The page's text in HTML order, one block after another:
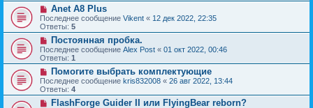
Anet A8 Plus
Последнее сообщение Vikent « 12 дек 2022, 22:35
Ответы: 5
Постоянная пробка.
Последнее сообщение Alex Post « 01 окт 2022, 00:46
Ответы: 1
Помогите выбрать комплектующие
Последнее сообщение kris832008 « 26 авг 2022, 13:44
Ответы: 4
FlashForge Guider II или FlyingBear reborn?